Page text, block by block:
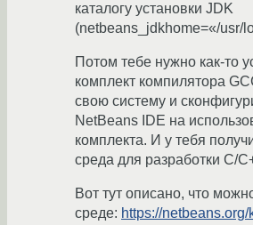
каталогу установки JDK
(netbeans_jdkhome=«/usr/
Потом тебе нужно как-то
комплект компилятора
свою систему и
NetBeans IDE на
комплекта. И у тебя
среда для разработки C/
Вот тут описано, что
среде: https://netbeans.org/